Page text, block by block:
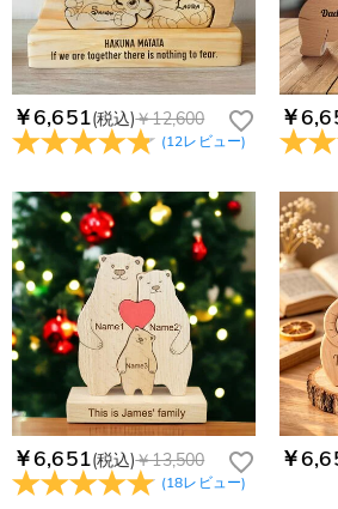
レスの入力に誤りがある。解決策：
メールを service@drawelry.jp へ送信
Paypal又はクレジットカート発行会社
当社では、個人情報保護を目的とした
り、プライバシーポリシーを定めて
安全にご利用いただけるよう最善の
重に取り扱っています。 詳細はプラ
確認ください
￥6,651(税込)￥12,600
(12レビュー)
￥
￥6,651(税込)￥13,500
(18レビュー)
￥